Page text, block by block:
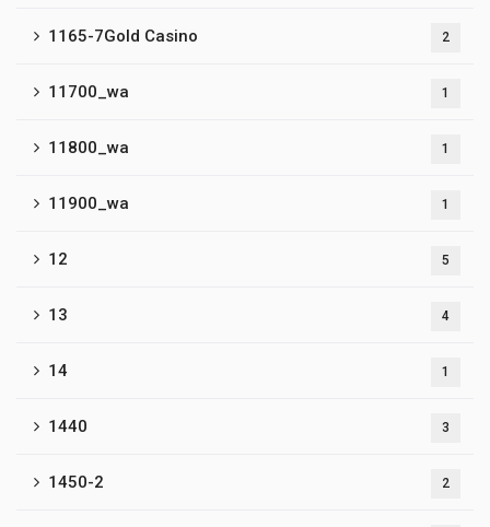
1165-7Gold Casino 2
11700_wa 1
11800_wa 1
11900_wa 1
12 5
13 4
14 1
1440 3
1450-2 2